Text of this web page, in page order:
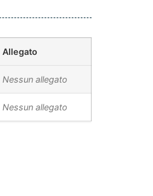
Allegato
Nessun allegato
Nessun allegato